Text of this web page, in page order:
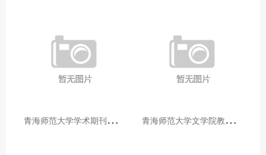
青
海师范大学学术期刊两个专栏入选2025年青海省期刊重点专栏 青
海师范大学文学院教师赴山东省相关高校和学术机构交流学习